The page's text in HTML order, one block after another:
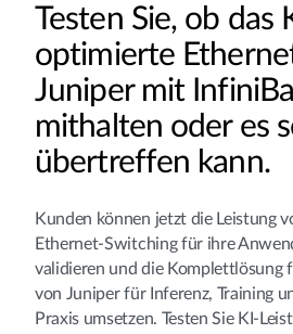
Testen Sie, ob das
optimierte
Juniper mit
mithalten oder es
übertreffen kann.
Kunden können jetzt die Leistung
Ethernet-Switching für ihre
validieren und die Komplettlösung
von Juniper für Inferenz, Training
Praxis umsetzen. Testen Sie KI-